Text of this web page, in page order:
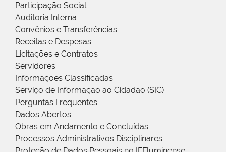
Participação Social
Auditoria Interna
Convênios e Transferências
Receitas e Despesas
Licitações e Contratos
Servidores
Informações Classificadas
Serviço de Informação ao Cidadão (SIC)
Perguntas Frequentes
Dados Abertos
Obras em Andamento e Concluídas
Processos Administrativos Disciplinares